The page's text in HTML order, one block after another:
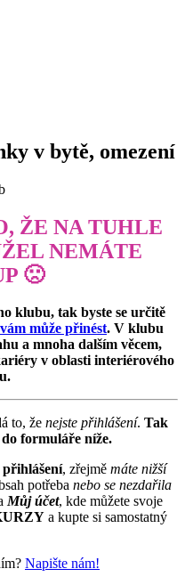
v bytě, omezení
ŽE NA TUHLE
NEMÁTE
🙁
klubu, tak byste se určitě
může přinést. V klubu
a mnoha dalším věcem,
v oblasti interiérového
to, že nejste přihlášení. Tak
formuláře níže.
, zřejměmáte nižší
potřeba nebo se nezdařila
Můj účet, kde můžete svoje
a kupte si samostatný
Napište nám!